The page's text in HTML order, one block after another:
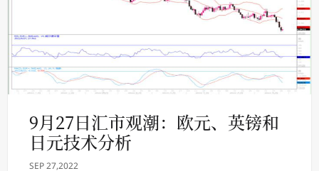
9月27日汇市观潮：欧元、英镑和
日元技术分析
SEP 27,2022